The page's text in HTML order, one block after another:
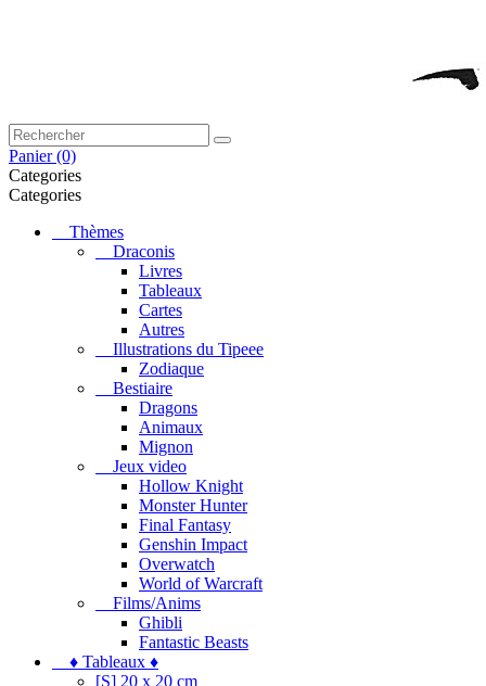
Panier (0)
Categories
Categories
Thèmes
Draconis
Livres
Tableaux
Cartes
Autres
Illustrations du Tipeee
Zodiaque
Bestiaire
Dragons
Animaux
Mignon
Jeux video
Hollow Knight
Monster Hunter
Final Fantasy
Genshin Impact
Overwatch
World of Warcraft
Films/Anims
Ghibli
Fantastic Beasts
♦ Tableaux ♦
[S] 20 x 20 cm